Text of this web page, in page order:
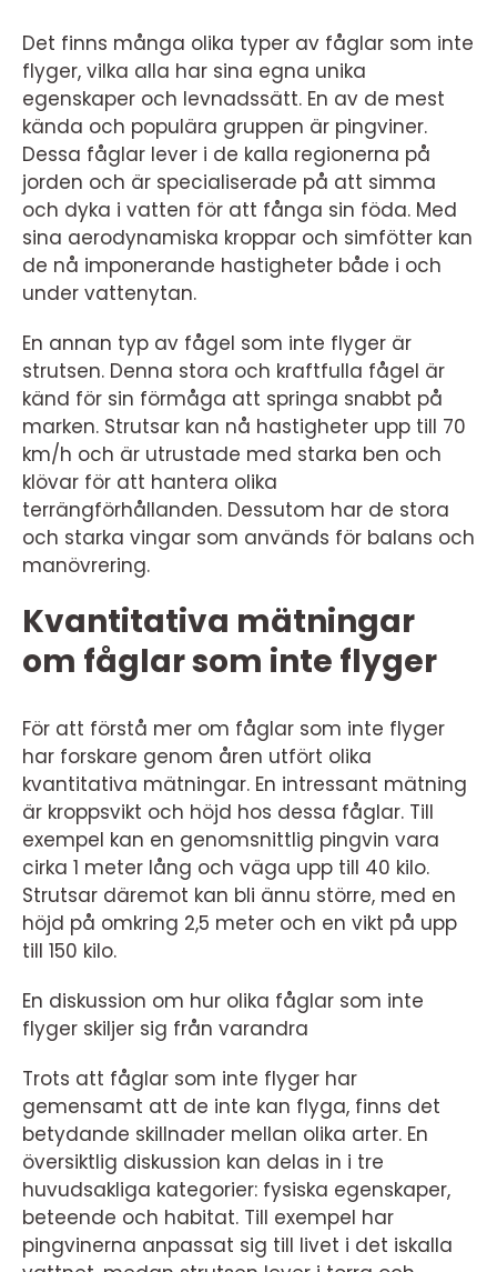
Det finns många olika typer av fåglar som inte
flyger, vilka alla har sina egna unika
egenskaper och levnadssätt. En av de mest
kända och populära gruppen är pingviner.
Dessa fåglar lever i de kalla regionerna på
jorden och är specialiserade på att simma
och dyka i vatten för att fånga sin föda. Med
sina aerodynamiska kroppar och simfötter kan
de nå imponerande hastigheter både i och
under vattenytan.
En annan typ av fågel som inte flyger är
strutsen. Denna stora och kraftfulla fågel är
känd för sin förmåga att springa snabbt på
marken. Strutsar kan nå hastigheter upp till 70
km/h och är utrustade med starka ben och
klövar för att hantera olika
terrängförhållanden. Dessutom har de stora
och starka vingar som används för balans och
manövrering.
Kvantitativa mätningar
om fåglar som inte flyger
För att förstå mer om fåglar som inte flyger
har forskare genom åren utfört olika
kvantitativa mätningar. En intressant mätning
är kroppsvikt och höjd hos dessa fåglar. Till
exempel kan en genomsnittlig pingvin vara
cirka 1 meter lång och väga upp till 40 kilo.
Strutsar däremot kan bli ännu större, med en
höjd på omkring 2,5 meter och en vikt på upp
till 150 kilo.
En diskussion om hur olika fåglar som inte
flyger skiljer sig från varandra
Trots att fåglar som inte flyger har
gemensamt att de inte kan flyga, finns det
betydande skillnader mellan olika arter. En
översiktlig diskussion kan delas in i tre
huvudsakliga kategorier: fysiska egenskaper,
beteende och habitat. Till exempel har
pingvinerna anpassat sig till livet i det iskalla